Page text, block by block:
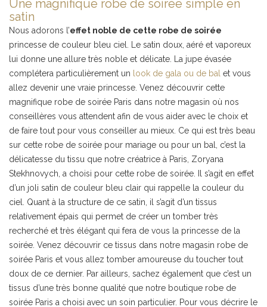
Une magnifique robe de soirée simple en
satin
Nous adorons l’effet noble de cette robe de soirée
princesse de couleur bleu ciel. Le satin doux, aéré et vaporeux
lui donne une allure très noble et délicate. La jupe évasée
complétera particulièrement un look de gala ou de bal et vous
allez devenir une vraie princesse. Venez découvrir cette
magnifique robe de soirée Paris dans notre magasin où nos
conseillères vous attendent afin de vous aider avec le choix et
de faire tout pour vous conseiller au mieux. Ce qui est très beau
sur cette robe de soirée pour mariage ou pour un bal, c’est la
délicatesse du tissu que notre créatrice à Paris, Zoryana
Stekhnovych, a choisi pour cette robe de soirée. Il s’agit en effet
d’un joli satin de couleur bleu clair qui rappelle la couleur du
ciel. Quant à la structure de ce satin, il s’agit d’un tissus
relativement épais qui permet de créer un tomber très
recherché et très élégant qui fera de vous la princesse de la
soirée. Venez découvrir ce tissus dans notre magasin robe de
soirée Paris et vous allez tomber amoureuse du toucher tout
doux de ce dernier. Par ailleurs, sachez également que c’est un
tissus d’une très bonne qualité que notre boutique robe de
soirée Paris a choisi avec un soin particulier. Pour vous décrire le